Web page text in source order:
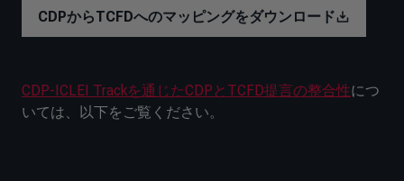
CDPからTCFDへのマッピングをダウンロード
CDP-ICLEI Trackを通じたCDPとTCFD提言の整合性につ
いては、以下をご覧ください。